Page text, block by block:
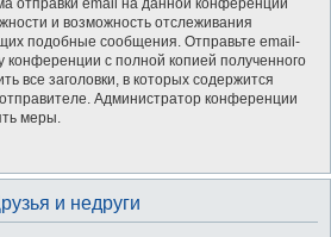
отправки email на данной конференции
и возможность отслеживания
подобные сообщения. Отправьте email-
с полной копией полученного
все заголовки, в которых содержится
Администратор конференции
меры.
и недруги